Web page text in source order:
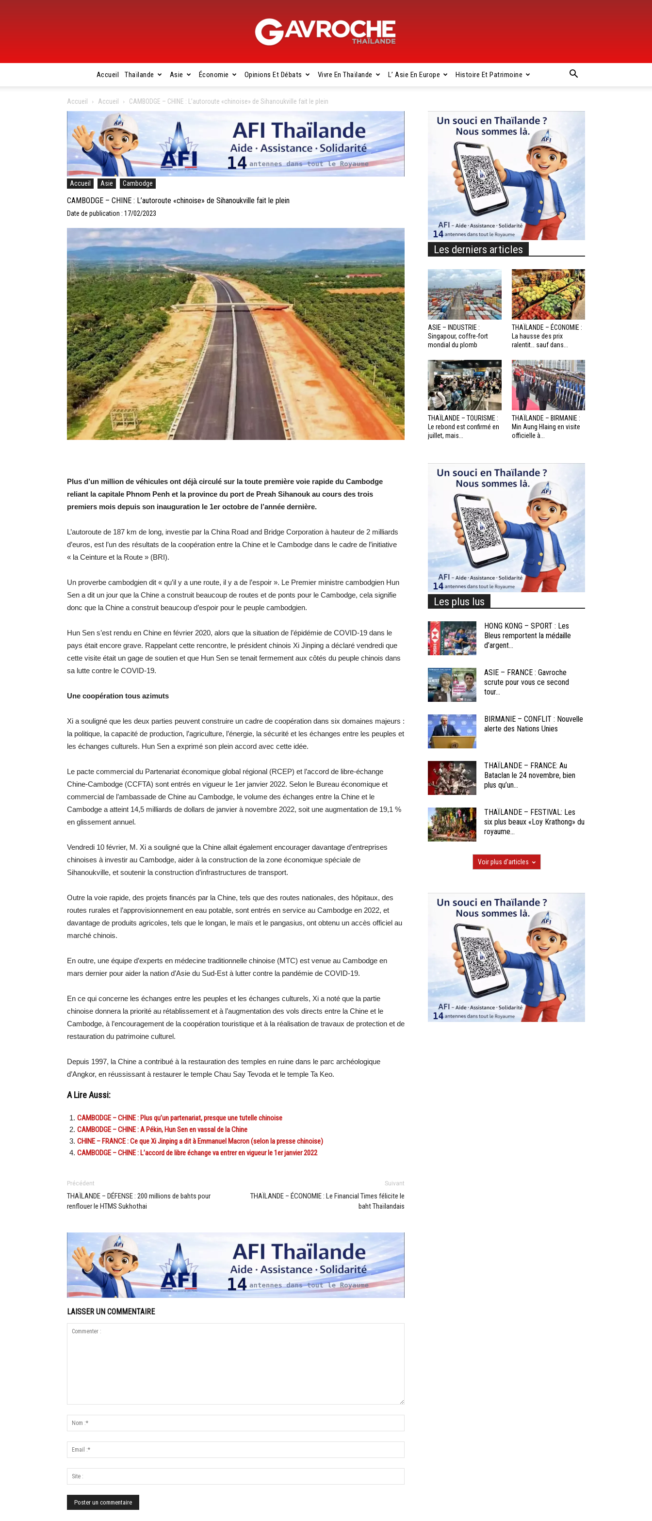
Gavroche
Thaïlande
Accueil Thaïlande Asie Économie Opinions Et Débats Vivre En Thaïlande L’ Asie En Europe Histoire Et Patrimoine
Accueil Accueil CAMBODGE – CHINE : L’autoroute «chinoise» de Sihanoukville fait le plein
Accueil Asie Cambodge
CAMBODGE – CHINE : L’autoroute «chinoise» de Sihanoukville fait le plein
Date de publication : 17/02/2023
Plus d’un million de véhicules ont déjà circulé sur la toute première voie rapide du Cambodge
reliant la capitale Phnom Penh et la province du port de Preah Sihanouk au cours des trois
premiers mois depuis son inauguration le 1er octobre de l’année dernière.
L’autoroute de 187 km de long, investie par la China Road and Bridge Corporation à hauteur de 2 milliards
d’euros, est l’un des résultats de la coopération entre la Chine et le Cambodge dans le cadre de l’initiative
« la Ceinture et la Route » (BRI).
Un proverbe cambodgien dit « qu’il y a une route, il y a de l’espoir ». Le Premier ministre cambodgien Hun
Sen a dit un jour que la Chine a construit beaucoup de routes et de ponts pour le Cambodge, cela signifie
donc que la Chine a construit beaucoup d’espoir pour le peuple cambodgien.
Hun Sen s’est rendu en Chine en février 2020, alors que la situation de l’épidémie de COVID-19 dans le
pays était encore grave. Rappelant cette rencontre, le président chinois Xi Jinping a déclaré vendredi que
cette visite était un gage de soutien et que Hun Sen se tenait fermement aux côtés du peuple chinois dans
sa lutte contre le COVID-19.
Une coopération tous azimuts
Xi a souligné que les deux parties peuvent construire un cadre de coopération dans six domaines majeurs :
la politique, la capacité de production, l’agriculture, l’énergie, la sécurité et les échanges entre les peuples et
les échanges culturels. Hun Sen a exprimé son plein accord avec cette idée.
Le pacte commercial du Partenariat économique global régional (RCEP) et l’accord de libre-échange
Chine-Cambodge (CCFTA) sont entrés en vigueur le 1er janvier 2022. Selon le Bureau économique et
commercial de l’ambassade de Chine au Cambodge, le volume des échanges entre la Chine et le
Cambodge a atteint 14,5 milliards de dollars de janvier à novembre 2022, soit une augmentation de 19,1 %
en glissement annuel.
Vendredi 10 février, M. Xi a souligné que la Chine allait également encourager davantage d’entreprises
chinoises à investir au Cambodge, aider à la construction de la zone économique spéciale de
Sihanoukville, et soutenir la construction d’infrastructures de transport.
Outre la voie rapide, des projets financés par la Chine, tels que des routes nationales, des hôpitaux, des
routes rurales et l’approvisionnement en eau potable, sont entrés en service au Cambodge en 2022, et
davantage de produits agricoles, tels que le longan, le maïs et le pangasius, ont obtenu un accès officiel au
marché chinois.
En outre, une équipe d’experts en médecine traditionnelle chinoise (MTC) est venue au Cambodge en
mars dernier pour aider la nation d’Asie du Sud-Est à lutter contre la pandémie de COVID-19.
En ce qui concerne les échanges entre les peuples et les échanges culturels, Xi a noté que la partie
chinoise donnera la priorité au rétablissement et à l’augmentation des vols directs entre la Chine et le
Cambodge, à l’encouragement de la coopération touristique et à la réalisation de travaux de protection et de
restauration du patrimoine culturel.
Depuis 1997, la Chine a contribué à la restauration des temples en ruine dans le parc archéologique
d’Angkor, en réussissant à restaurer le temple Chau Say Tevoda et le temple Ta Keo.
A Lire Aussi:
CAMBODGE – CHINE : Plus qu’un partenariat, presque une tutelle chinoise
CAMBODGE – CHINE : A Pékin, Hun Sen en vassal de la Chine
CHINE – FRANCE : Ce que Xi Jinping a dit à Emmanuel Macron (selon la presse chinoise)
CAMBODGE – CHINE : L’accord de libre échange va entrer en vigueur le 1er janvier 2022
Précédent
THAÏLANDE – DÉFENSE : 200 millions de bahts pour
renflouer le HTMS Sukhothai
Suivant
THAÏLANDE – ÉCONOMIE : Le Financial Times félicite le
baht Thaïlandais
LAISSER UN COMMENTAIRE
Les derniers articles
ASIE – INDUSTRIE :
Singapour, coffre-fort
mondial du plomb
THAÏLANDE – ÉCONOMIE :
La hausse des prix
ralentit… sauf dans...
THAÏLANDE – TOURISME :
Le rebond est confirmé en
juillet, mais...
THAÏLANDE – BIRMANIE :
Min Aung Hlaing en visite
officielle à...
Les plus lus
HONG KONG – SPORT : Les
Bleus remportent la médaille
d’argent...
ASIE – FRANCE : Gavroche
scrute pour vous ce second
tour...
BIRMANIE – CONFLIT : Nouvelle
alerte des Nations Unies
THAÏLANDE – FRANCE: Au
Bataclan le 24 novembre, bien
plus qu’un...
THAÏLANDE – FESTIVAL: Les
six plus beaux «Loy Krathong» du
royaume...
Voir plus d'articles